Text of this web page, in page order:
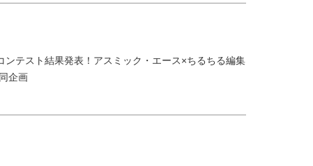
ンテスト結果発表！アスミック・エース×ちるちる編集
企画